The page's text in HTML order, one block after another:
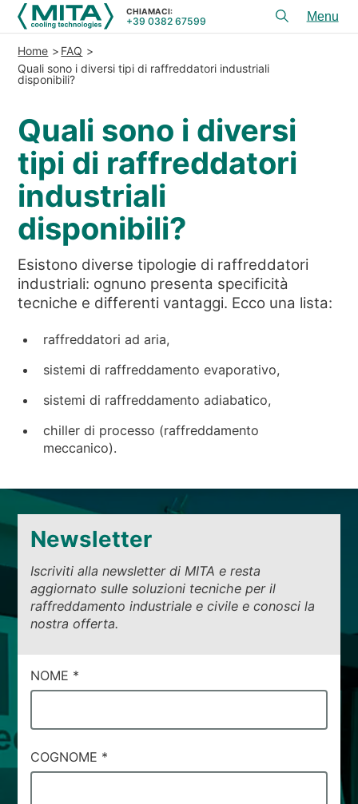
REFERENZE
NEWS & EVENTI
ARTICOLI TECNICI
IT EN FR DE PL
CHIAMACI:
+39 0382 67599
menu
PRODOTTI
SERVIZI E CONSULENZA
SERVICE
RISORSE
CONTATTI
CHIAMACI: +39 0382 67599
Home
FAQ
Quali sono i diversi tipi di raffreddatori industriali
disponibili?
Quali sono i diversi
tipi di raffreddatori
industriali
disponibili?
Esistono diverse tipologie di raffreddatori
industriali: ognuno presenta specificità
tecniche e differenti vantaggi. Ecco una lista:
raffreddatori ad aria,
sistemi di raffreddamento evaporativo,
sistemi di raffreddamento adiabatico,
chiller di processo (raffreddamento
meccanico).
Newsletter
Iscriviti alla newsletter di MITA e resta
aggiornato sulle soluzioni tecniche per il
raffreddamento industriale e civile e conosci la
nostra offerta.
CAMPI
DI
#5
NOME *
COGNOME *